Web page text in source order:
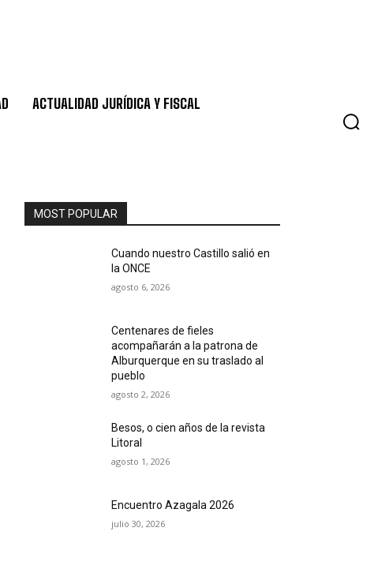
ACTUALIDAD JURÍDICA Y FISCAL
MOST POPULAR
Cuando nuestro Castillo salió en
la ONCE
agosto 6, 2026
Centenares de fieles
acompañarán a la patrona de
Alburquerque en su traslado al
pueblo
agosto 2, 2026
Besos, o cien años de la revista
Litoral
agosto 1, 2026
Encuentro Azagala 2026
julio 30, 2026